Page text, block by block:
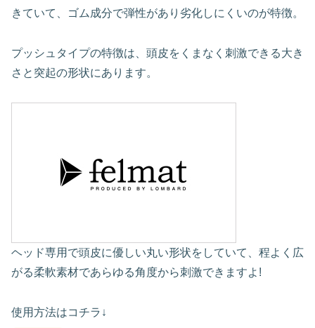
きていて、ゴム成分で弾性があり劣化しにくいのが特徴。
プッシュタイプの特徴は、頭皮をくまなく刺激できる大き
さと突起の形状にあります。
ヘッド専用で頭皮に優しい丸い形状をしていて、程よく広
がる柔軟素材であらゆる角度から刺激できますよ!
使用方法はコチラ↓